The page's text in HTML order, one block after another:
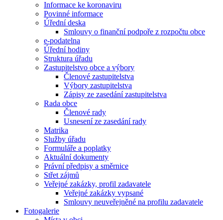
Informace ke koronaviru
Povinné informace
Úřední deska
Smlouvy o finanční podpoře z rozpočtu obce
e-podatelna
Úřední hodiny
Struktura úřadu
Zastupitelstvo obce a výbory
Členové zastupitelstva
Výbory zastupitelstva
Zápisy ze zasedání zastupitelstva
Rada obce
Členové rady
Usnesení ze zasedání rady
Matrika
Služby úřadu
Formuláře a poplatky
Aktuální dokumenty
Právní předpisy a směrnice
Střet zájmů
Veřejné zakázky, profil zadavatele
Veřejné zakázky vypsané
Smlouvy neuveřejněné na profilu zadavatele
Fotogalerie